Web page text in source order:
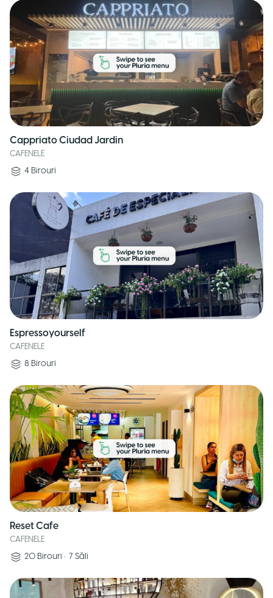
Cappriato Ciudad Jardin
CAFENELE
4 Birouri
Espressoyourself
CAFENELE
8 Birouri
Reset Cafe
CAFENELE
20 Birouri • 7 Săli